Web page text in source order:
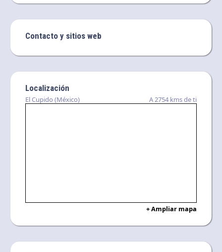
Contacto y sitios web
Localización
El Cupido (México) A 2754 kms de ti
+ Ampliar mapa